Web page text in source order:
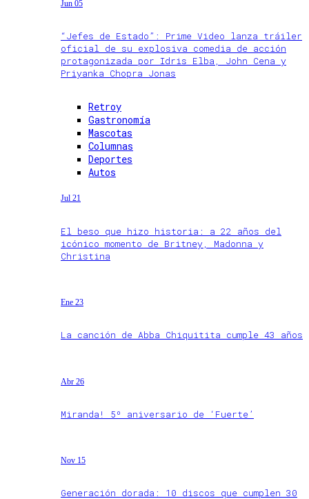
Jun 05
“Jefes de Estado”: Prime Video lanza tráiler
oficial de su explosiva comedia de acción
protagonizada por Idris Elba, John Cena y
Priyanka Chopra Jonas
Retroy
Gastronomía
Mascotas
Columnas
Deportes
Autos
Jul 21
El beso que hizo historia: a 22 años del
icónico momento de Britney, Madonna y
Christina
Ene 23
La canción de Abba Chiquitita cumple 43 años
Abr 26
Miranda! 5º aniversario de ‘Fuerte’
Nov 15
Generación dorada: 10 discos que cumplen 30